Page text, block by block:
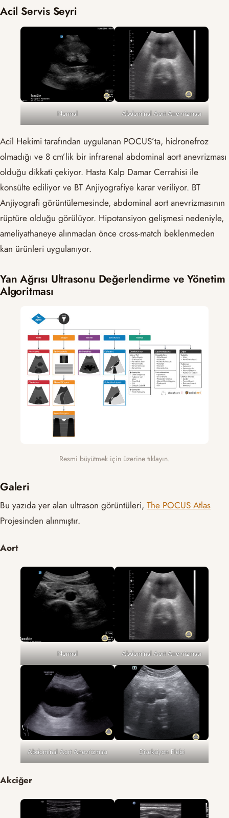
Acil Servis Seyri
Normal Abdominal Aort Anevrizması
Acil Hekimi tarafından uygulanan POCUS’ta, hidronefroz
olmadığı ve 8 cm’lik bir infrarenal abdominal aort anevrizması
olduğu dikkati çekiyor. Hasta Kalp Damar Cerrahisi ile
konsülte ediliyor ve BT Anjiyografiye karar veriliyor. BT
Anjiyografi görüntülemesinde, abdominal aort anevrizmasının
rüptüre olduğu görülüyor. Hipotansiyon gelişmesi nedeniyle,
ameliyathaneye alınmadan önce cross-match beklenmeden
kan ürünleri uygulanıyor.
Yan Ağrısı Ultrasonu Değerlendirme ve Yönetim
Algoritması
Resmi büyütmek için üzerine tıklayın.
Galeri
Bu yazıda yer alan ultrason görüntüleri, The POCUS Atlas
Projesinden alınmıştır.
Aort
Normal Abdominal Aort Anevrizması
Abdominal Aort Anevrizması Diseksiyon Flebi
Akciğer